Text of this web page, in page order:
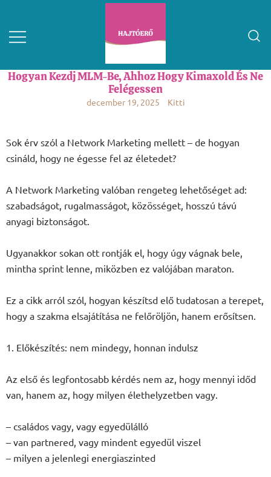
Hogyan Kezdj MLM-Be, Ahhoz Hogy Kimaxold És Ne
Felégessen
december 19, 2025 Kitti
Sok érv szól a Network Marketing mellett – de hogyan
csináld, hogy ne égesse fel az életedet?
A Network Marketing valóban rengeteg lehetőséget ad:
szabadságot, rugalmasságot, közösséget, hosszú távú
anyagi biztonságot.
Ugyanakkor sokan ott rontják el, hogy úgy vágnak bele,
mintha sprint lenne, miközben ez valójában maraton.
Ez a cikk arról szól, hogyan készítsd elő tudatosan a terepet,
hogy a szakma elsajátítása ne felőröljön, hanem erősítsen.
1. Előkészítés: nem mindegy, honnan indulsz
Az első és legfontosabb kérdés nem az, hogy mennyi időd
van, hanem az, hogy milyen élethelyzetben vagy.
– családos vagy, vagy egyedülálló
– van partnered, vagy mindent egyedül viszel
– milyen a jelenlegi energiaszinted